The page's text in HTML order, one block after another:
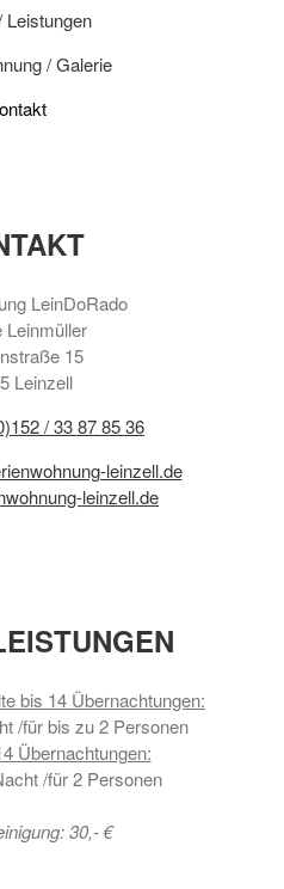
Leistungen
/ Galerie
LeinDoRado
Leinmüller
15
Leinzell
/ 33 87 85 36
leinzell.de
leinzell.de
bis 14 Übernachtungen:
/für bis zu 2 Personen
Übernachtungen:
/für 2 Personen
30,- €